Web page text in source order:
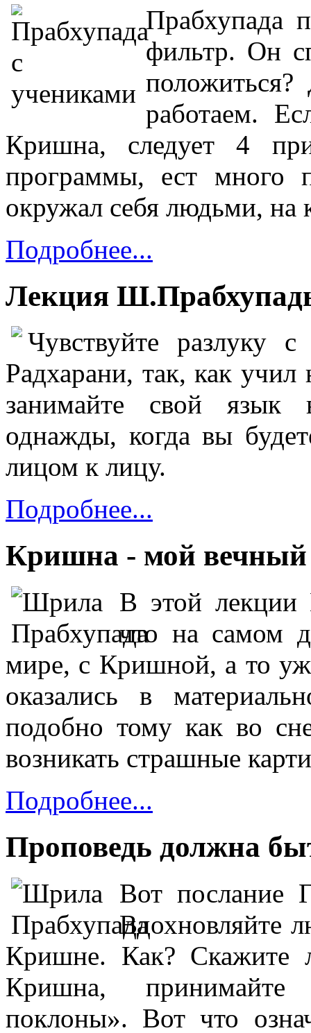
Прабхупада
фильтр. Он
работаем.
Кришна, следует 4
программы, ест много
окружал себя людьми,
Подробнее...
Лекция
Чувствуйте разлуку
Радхарани, так, как
занимайте свой язык
однажды, когда вы
лицом к лицу.
Подробнее...
Кришна - мой вечный
В этой лекции
что на самом
мире, с Кришной, а то
оказались в
подобно тому как во
возникать страшные
Подробнее...
Проповедь должна
Вот послание
Вдохновляйте
Кришне. Как? Скажите
Кришна, принимайте
поклоны». Вот что